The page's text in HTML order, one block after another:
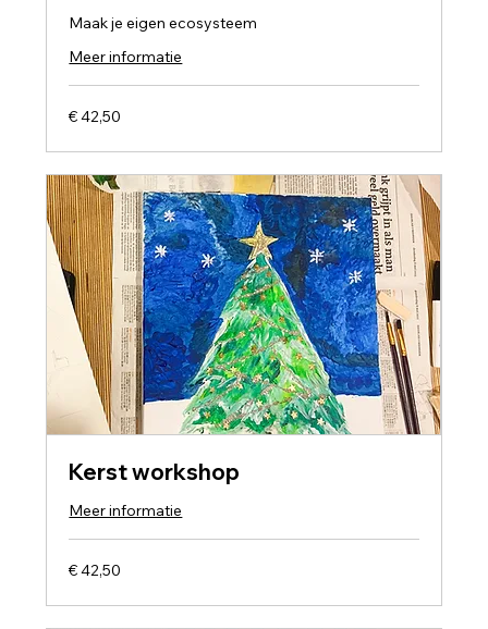
Maak je eigen ecosysteem
Meer informatie
42,50
euro
€ 42,50
Kerst workshop
Meer informatie
42,50
euro
€ 42,50